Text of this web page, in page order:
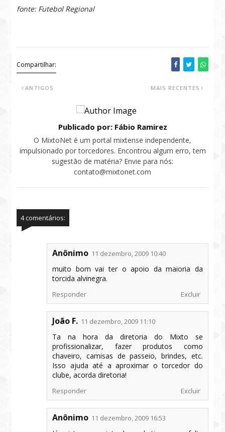
fonte: Futebol Regional
Compartilhar:
MAIS RECENTES
ANTIGOS
Publicado por: Fábio Ramirez
O MixtoNet é um portal mixtense independente,
impulsionado por torcedores. Encontrou algum erro, tem
sugestão de matéria? Envie para nós:
contato@mixtonet.com
4 comentários:
Anônimo 11 dezembro, 2009 10:40
muito bom vai ter o apoio da maioria da
torcida alvinegra.
Responder Excluir
João F. 11 dezembro, 2009 11:10
Ta na hora da diretoria do Mixto se
profissionalizar, fazer produtos como
chaveiro, camisas de passeio, brindes, etc.
Isso ajuda até a aproximar o torcedor do
clube, acorda diretoria!
Responder Excluir
Anônimo 11 dezembro, 2009 16:53